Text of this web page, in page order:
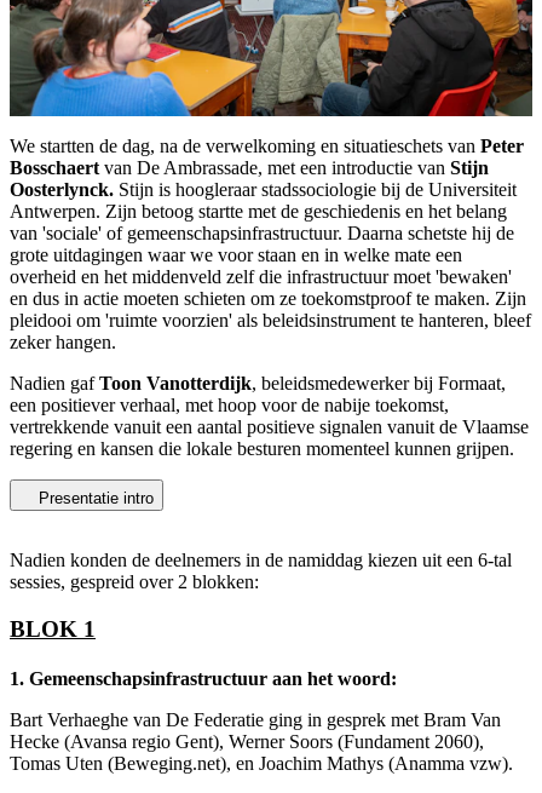
We startten de dag, na de verwelkoming en situatieschets van Peter
Bosschaert van De Ambrassade, met een introductie van Stijn
Oosterlynck. Stijn is hoogleraar stadssociologie bij de Universiteit
Antwerpen. Zijn betoog startte met de geschiedenis en het belang
van 'sociale' of gemeenschapsinfrastructuur. Daarna schetste hij de
grote uitdagingen waar we voor staan en in welke mate een
overheid en het middenveld zelf die infrastructuur moet 'bewaken'
en dus in actie moeten schieten om ze toekomstproof te maken. Zijn
pleidooi om 'ruimte voorzien' als beleidsinstrument te hanteren, bleef
zeker hangen.
Nadien gafToon Vanotterdijk, beleidsmedewerker bij Formaat,
een positiever verhaal, met hoop voor de nabije toekomst,
vertrekkende vanuit een aantal positieve signalen vanuit de Vlaamse
regering en kansen die lokale besturen momenteel kunnen grijpen.
Presentatie intro
Nadien konden de deelnemers in de namiddag kiezen uit een 6-tal
sessies, gespreid over 2 blokken:
BLOK 1
1. Gemeenschapsinfrastructuur aan het woord:
Bart Verhaeghe van De Federatie ging in gesprek met Bram Van
Hecke (Avansa regio Gent), Werner Soors (Fundament 2060),
Tomas Uten (Beweging.net), en Joachim Mathys (Anamma vzw).